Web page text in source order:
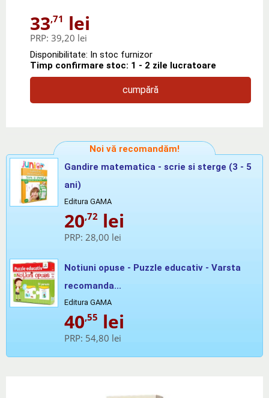
33,71 lei
PRP: 39,20 lei
Disponibilitate: In stoc furnizor
Timp confirmare stoc: 1 - 2 zile lucratoare
cumpără
Noi vă recomandăm!
Gandire matematica - scrie si sterge (3 - 5
ani)
Editura GAMA
20,72 lei
PRP: 28,00 lei
Notiuni opuse - Puzzle educativ - Varsta
recomanda...
Editura GAMA
40,55 lei
PRP: 54,80 lei